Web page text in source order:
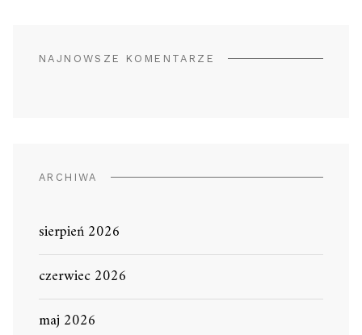
NAJNOWSZE KOMENTARZE
ARCHIWA
sierpień 2026
czerwiec 2026
maj 2026